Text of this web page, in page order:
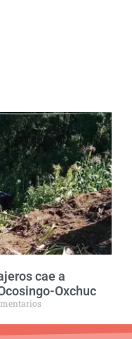
cae a
Oxchuc